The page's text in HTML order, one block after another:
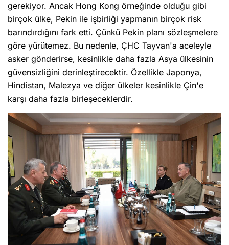
gerekiyor. Ancak Hong Kong örneğinde olduğu gibi
birçok ülke, Pekin ile işbirliği yapmanın birçok risk
barındırdığını fark etti. Çünkü Pekin planı sözleşmelere
göre yürütemez. Bu nedenle, ÇHC Tayvan'a aceleyle
asker gönderirse, kesinlikle daha fazla Asya ülkesinin
güvensizliğini derinleştirecektir. Özellikle Japonya,
Hindistan, Malezya ve diğer ülkeler kesinlikle Çin'e
karşı daha fazla birleşeceklerdir.